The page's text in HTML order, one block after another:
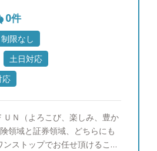
0件
限なし
土日対応
応
ＵＮ（よろこび、楽しみ、豊か
領域と証券領域、どちらにも
ストップでお任せ頂けること